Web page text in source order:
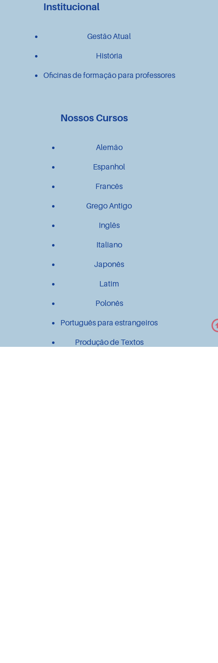
Institucional
Gestão Atual
História
Oficinas de formação para professores
Nossos Cursos
Alemão
Espanhol
Francês
Grego Antigo
Inglês
Italiano
Japonês
Latim
Polonês
Português para estrangeiros
Produção de Textos